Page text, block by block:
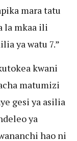
mara tatu
la mkaa ili
ya watu 7.”
kwani
matumizi
gesi ya asilia
ya
hao ni